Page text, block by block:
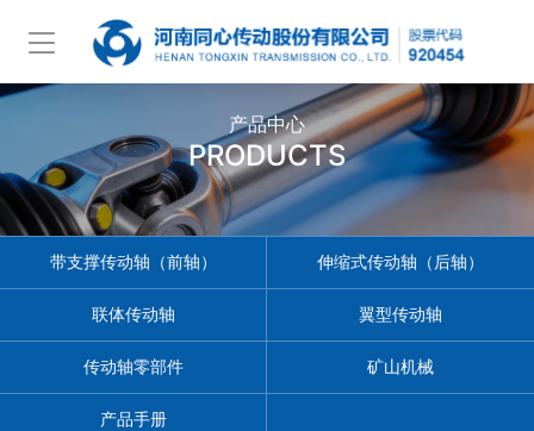
产品中心
PRODUCTS
带支撑传动轴（前轴） 伸缩式传动轴（后轴）
联体传动轴 翼型传动轴
传动轴零部件 矿山机械
产品手册